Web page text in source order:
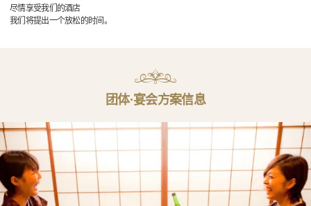
尽情享受我们的酒店
我们将提出一个放松的时间。
团体·宴会方案信息